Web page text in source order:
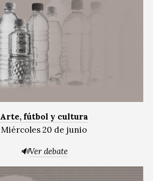
Arte, fútbol y cultura
Miércoles 20 de junio
🔊Ver debate